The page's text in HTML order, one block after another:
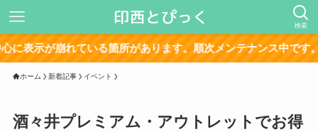
検索
ている箇所があります。順次メンテナンス中です。
ホーム 新着記事 イベント
酒々井プレミアム・アウトレットでお得